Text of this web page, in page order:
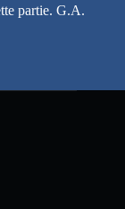
partie. G.A.